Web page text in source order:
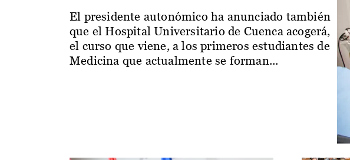
El presidente autonómico ha anunciado también
que el Hospital Universitario de Cuenca acogerá,
el curso que viene, a los primeros estudiantes de
Medicina que actualmente se forman...